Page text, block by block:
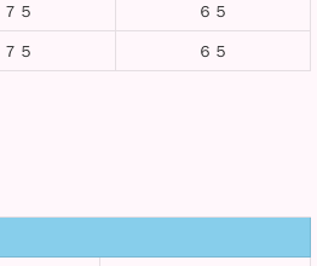
７５ ６５
７５ ６５